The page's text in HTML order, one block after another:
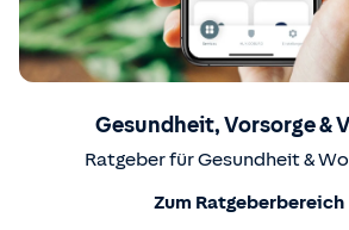
Gesundheit, Vorsorge &
Ratgeber für Gesundheit &
Zum Ratgeberbereich